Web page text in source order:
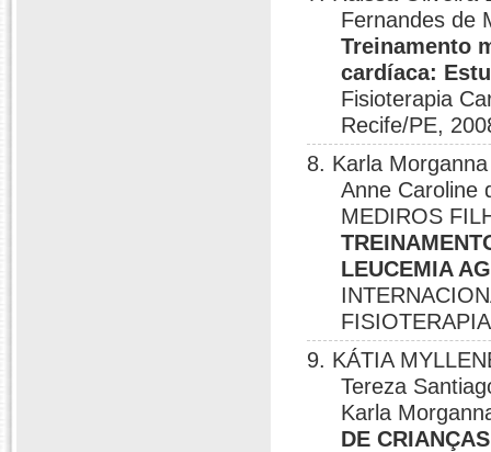
Fernandes de
Treinamento
cardíaca:
Fisioterapia
Recife/PE,
8. Karla
Anne Caroline
MEDIROS
LEUCEMIA
9. KÁTIA
Tereza
Karla
DE